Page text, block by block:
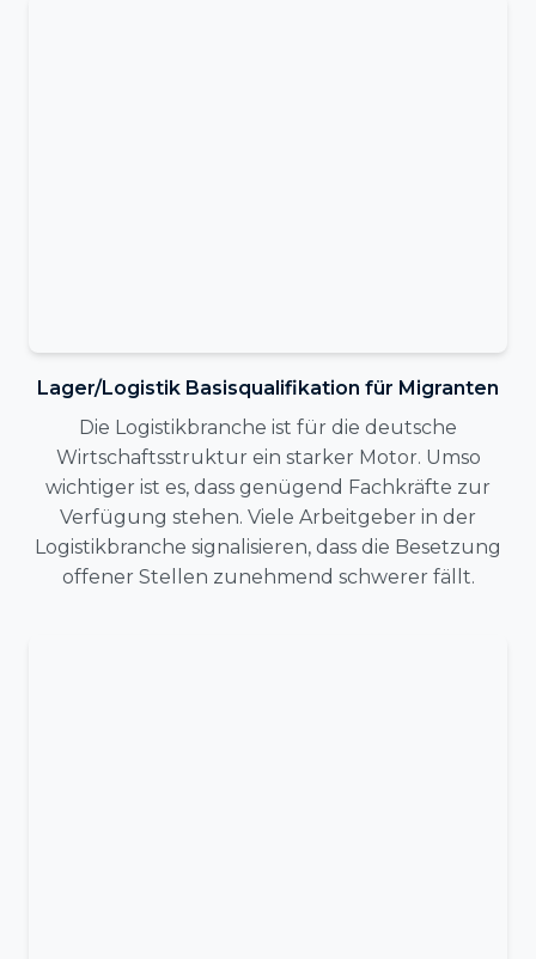
Lager/Logistik Basisqualifikation für Migranten
Die Logistikbranche ist für die deutsche
Wirtschaftsstruktur ein starker Motor. Umso
wichtiger ist es, dass genügend Fachkräfte zur
Verfügung stehen. Viele Arbeitgeber in der
Logistikbranche signalisieren, dass die Besetzung
offener Stellen zunehmend schwerer fällt.